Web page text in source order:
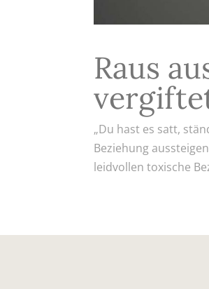
Raus
„Du hast es satt,
Beziehung
leidvollen toxische